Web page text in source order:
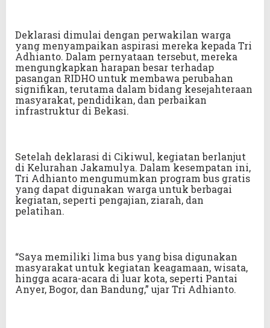
Deklarasi dimulai dengan perwakilan warga
yang menyampaikan aspirasi mereka kepada Tri
Adhianto. Dalam pernyataan tersebut, mereka
mengungkapkan harapan besar terhadap
pasangan RIDHO untuk membawa perubahan
signifikan, terutama dalam bidang kesejahteraan
masyarakat, pendidikan, dan perbaikan
infrastruktur di Bekasi.
Setelah deklarasi di Cikiwul, kegiatan berlanjut
di Kelurahan Jakamulya. Dalam kesempatan ini,
Tri Adhianto mengumumkan program bus gratis
yang dapat digunakan warga untuk berbagai
kegiatan, seperti pengajian, ziarah, dan
pelatihan.
“Saya memiliki lima bus yang bisa digunakan
masyarakat untuk kegiatan keagamaan, wisata,
hingga acara-acara di luar kota, seperti Pantai
Anyer, Bogor, dan Bandung,” ujar Tri Adhianto.